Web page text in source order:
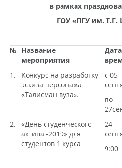
в рамках
ГОУ «ПГУ им. Т.Г.
№ Название
мероприятия
1. Конкурс на разработку
эскиза персонажа
«Талисман вуза».
с 05
по
2. «День студенческого
актива -2019» для
студентов 1 курса
24
9:00